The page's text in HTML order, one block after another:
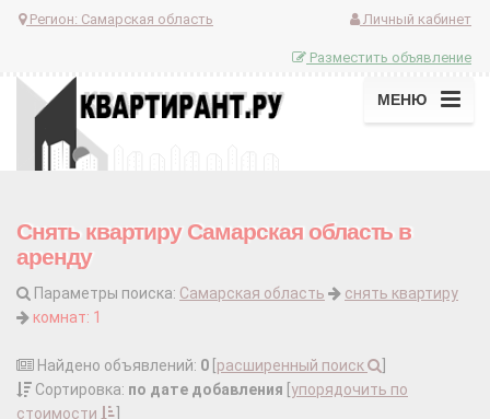
Регион: Самарская область Личный кабинет
Разместить объявление
МЕНЮ
Снять квартиру Самарская область в
аренду
Параметры поиска: Самарская область
снять квартиру
комнат: 1
Найдено объявлений: 0 расширенный поиск
Сортировка: по дате добавления упорядочить по
стоимости